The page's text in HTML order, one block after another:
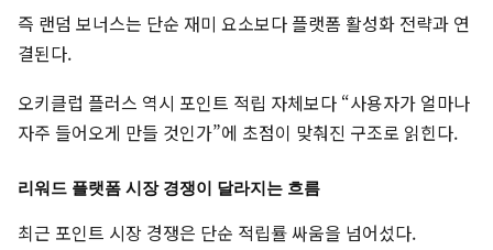
즉 랜덤 보너스는 단순 재미 요소보다 플랫폼 활성화 전략과 연
결된다.
오키클럽 플러스 역시 포인트 적립 자체보다 “사용자가 얼마나
자주 들어오게 만들 것인가”에 초점이 맞춰진 구조로 읽힌다.
리워드 플랫폼 시장 경쟁이 달라지는 흐름
최근 포인트 시장 경쟁은 단순 적립률 싸움을 넘어섰다.